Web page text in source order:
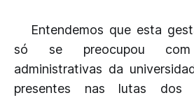
Entendemos que esta
só se preocupou
administrativas da
presentes nas lutas dos